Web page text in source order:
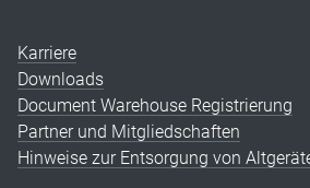
Karriere
Downloads
Document Warehouse Registrierung
Partner und Mitgliedschaften
Hinweise zur Entsorgung von